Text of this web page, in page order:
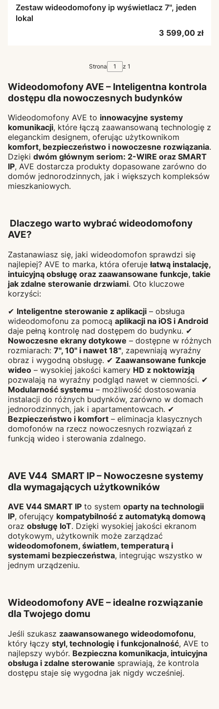
Zestaw wideodomofony ip wyświetlacz 7", jeden
lokal
Cena
3 599,00 zł
Strona z 1
Wideodomofony AVE – Inteligentna kontrola
dostępu dla nowoczesnych budynków
Wideodomofony AVE to innowacyjne systemy
komunikacji, które łączą zaawansowaną technologię z
eleganckim designem, oferując użytkownikom
komfort, bezpieczeństwo i nowoczesne rozwiązania.
Dzięki dwóm głównym seriom: 2-WIRE oraz SMART
IP, AVE dostarcza produkty dopasowane zarówno do
domów jednorodzinnych, jak i większych kompleksów
mieszkaniowych.
Dlaczego warto wybrać wideodomofony
AVE?
Zastanawiasz się, jaki wideodomofon sprawdzi się
najlepiej? AVE to marka, która oferujełatwą instalację,
intuicyjną obsługę oraz zaawansowane funkcje, takie
jak zdalne sterowanie drzwiami. Oto kluczowe
korzyści:
✔ Inteligentne sterowanie z aplikacji – obsługa
wideodomofonu za pomocą aplikacji na iOS i Android
daje pełną kontrolę nad dostępem do budynku. ✔
Nowoczesne ekrany dotykowe – dostępne w różnych
rozmiarach: 7", 10" i nawet 18", zapewniają wyraźny
obraz i wygodną obsługę. ✔ Zaawansowane funkcje
wideo – wysokiej jakości kamery HD z noktowizją
pozwalają na wyraźny podgląd nawet w ciemności. ✔
Modularność systemu – możliwość dostosowania
instalacji do różnych budynków, zarówno w domach
jednorodzinnych, jak i apartamentowcach. ✔
Bezpieczeństwo i komfort – eliminacja klasycznych
domofonów na rzecz nowoczesnych rozwiązań z
funkcją wideo i sterowania zdalnego.
AVE V44 SMART IP – Nowoczesne systemy
dla wymagających użytkowników
AVE V44 SMART IP to system oparty na technologii
IP, oferujący kompatybilność z automatyką domową
oraz obsługę IoT. Dzięki wysokiej jakości ekranom
dotykowym, użytkownik może zarządzać
wideodomofonem, światłem, temperaturą i
systemami bezpieczeństwa, integrując wszystko w
jednym urządzeniu.
Wideodomofony AVE – idealne rozwiązanie
dla Twojego domu
Jeśli szukasz zaawansowanego wideodomofonu,
który łączy styl, technologię i funkcjonalność, AVE to
najlepszy wybór. Bezpieczna komunikacja, intuicyjna
obsługa i zdalne sterowanie sprawiają, że kontrola
dostępu staje się wygodna jak nigdy wcześniej.